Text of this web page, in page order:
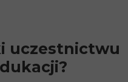
uczestnictwu